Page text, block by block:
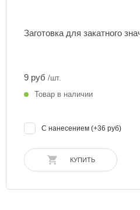
Заготовка для закатного
9 руб /шт.
Товар в наличии
С нанесением (+36 руб)
КУПИТЬ